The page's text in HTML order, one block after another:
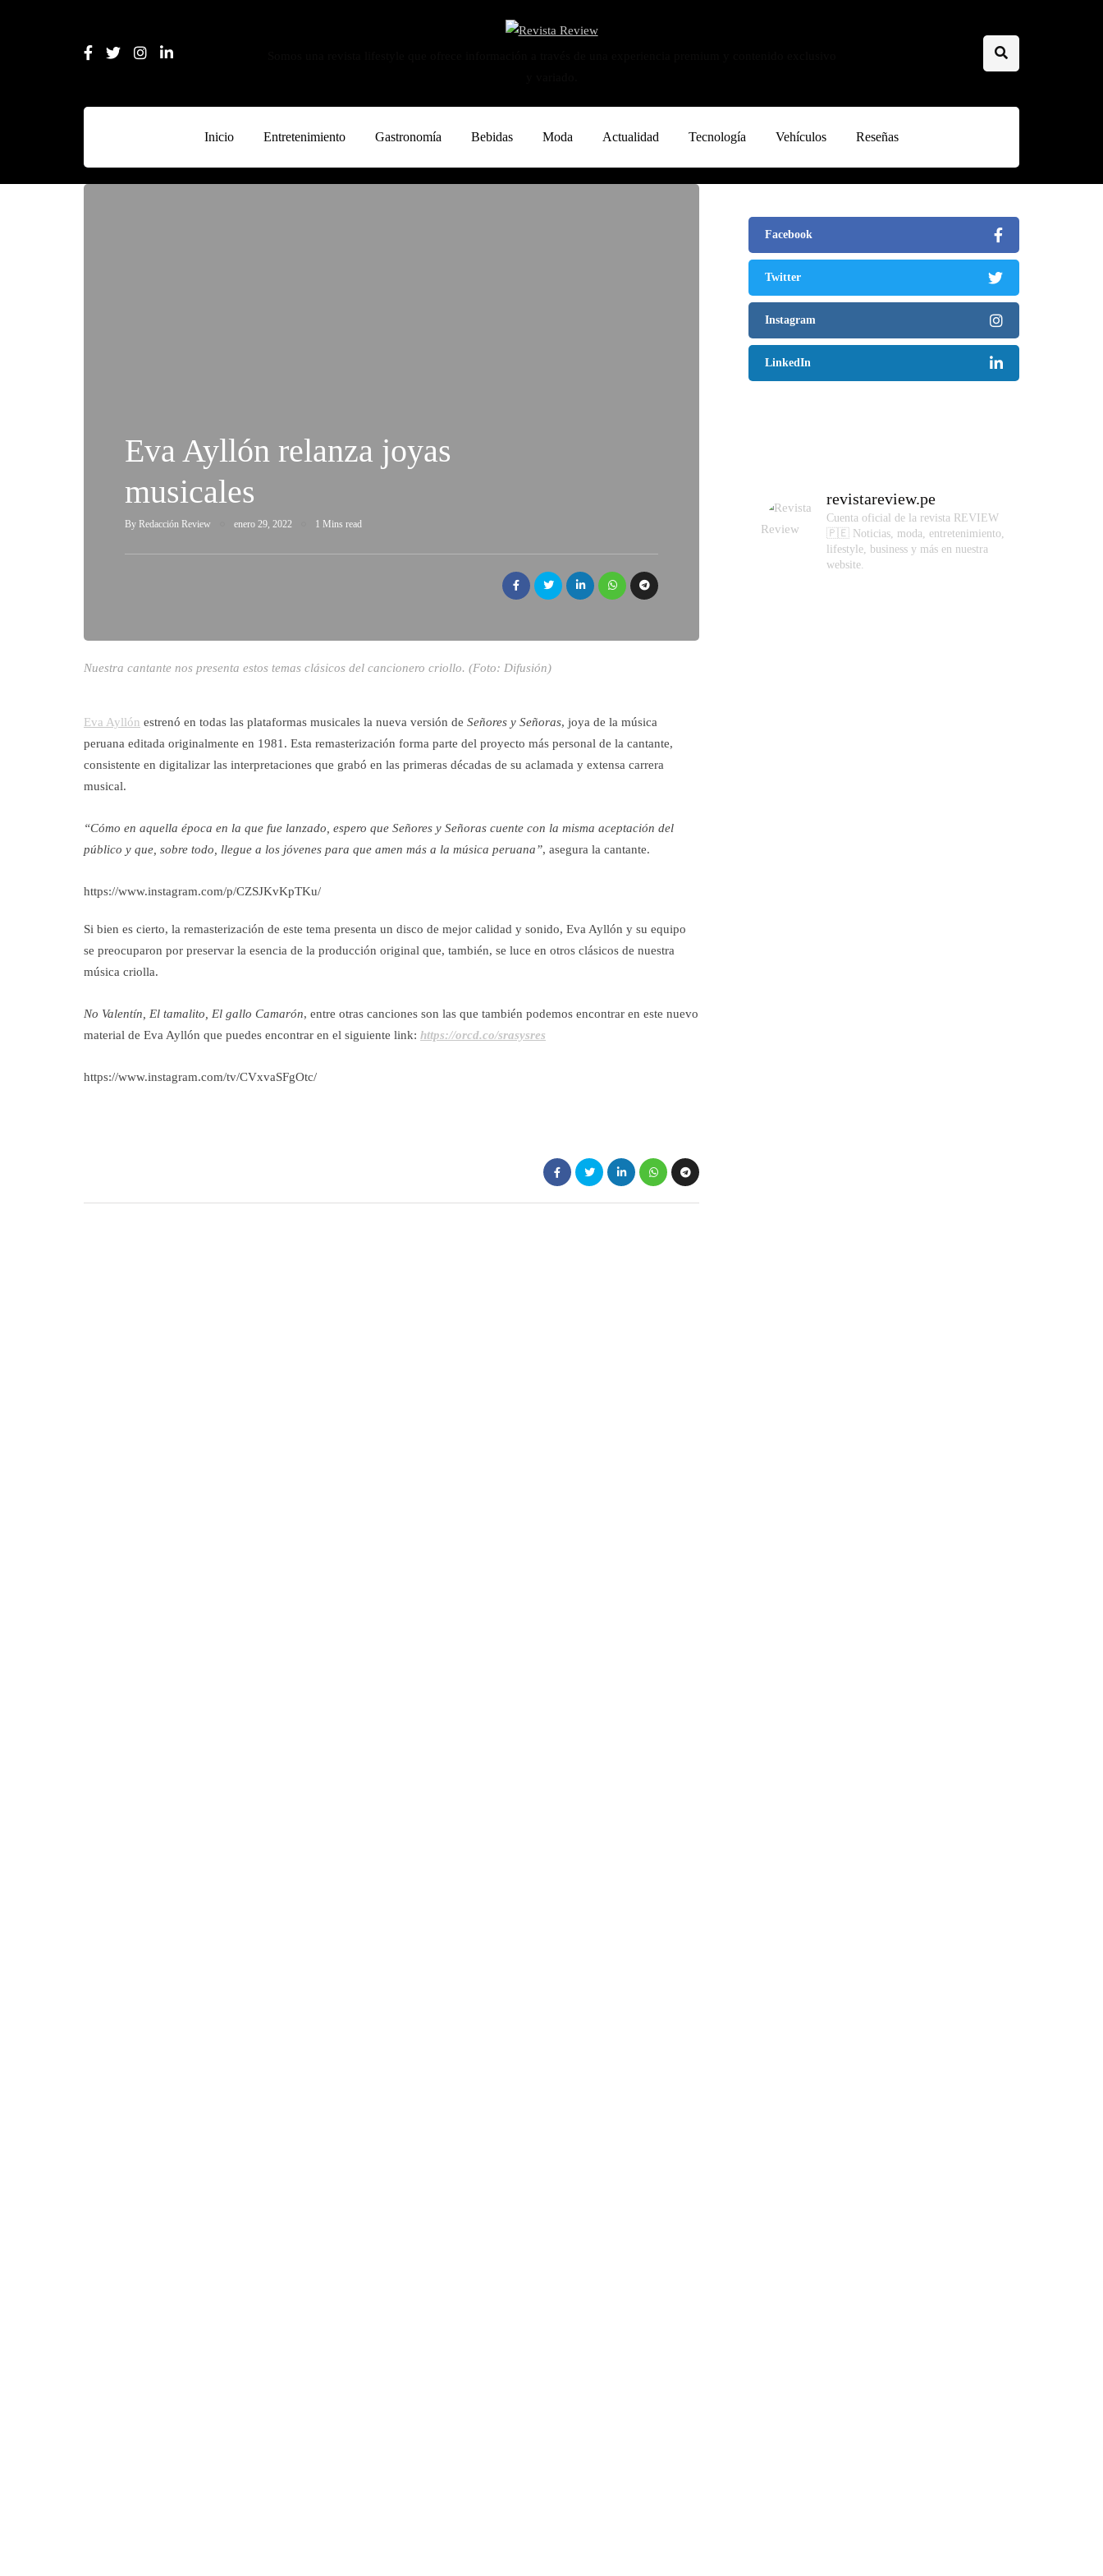
Inicio Entretenimiento Gastronomía Bebidas Moda Actualidad Tecnología Vehículos Reseñas
Eva Ayllón relanza joyas
musicales
By Redacción Review enero 29, 2022 1 Mins read
Nuestra cantante nos presenta estos temas clásicos del cancionero criollo. (Foto: Difusión)
Eva Ayllón estrenó en todas las plataformas musicales la nueva versión de Señores y Señoras, joya de la música
peruana editada originalmente en 1981. Esta remasterización forma parte del proyecto más personal de la cantante,
consistente en digitalizar las interpretaciones que grabó en las primeras décadas de su aclamada y extensa carrera
musical.
“Cómo en aquella época en la que fue lanzado, espero que Señores y Señoras cuente con la misma aceptación del
público y que, sobre todo, llegue a los jóvenes para que amen más a la música peruana”, asegura la cantante.
https://www.instagram.com/p/CZSJKvKpTKu/
Si bien es cierto, la remasterización de este tema presenta un disco de mejor calidad y sonido, Eva Ayllón y su equipo
se preocuparon por preservar la esencia de la producción original que, también, se luce en otros clásicos de nuestra
música criolla.
No Valentín, El tamalito, El gallo Camarón, entre otras canciones son las que también podemos encontrar en este nuevo
material de Eva Ayllón que puedes encontrar en el siguiente link: https://orcd.co/srasysres
https://www.instagram.com/tv/CVxvaSFgOtc/
Facebook
Twitter
Instagram
LinkedIn
revistareview.pe
Cuenta oficial de la revista REVIEW
🇵🇪 Noticias, moda, entretenimiento,
lifestyle, business y más en nuestra
website.